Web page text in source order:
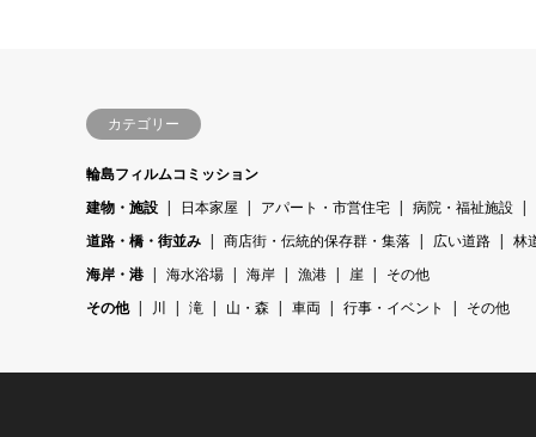
カテゴリー
輪島フィルムコミッション
建物・施設
日本家屋 アパート・市営住宅
病院・福祉施設
道路・橋・街並み
商店街・伝統的保存群・集落 広い道路
林
海岸・港
海水浴場 海岸 漁港 崖
その他
その他
川 滝 山・森 車両 行事・イベント その他